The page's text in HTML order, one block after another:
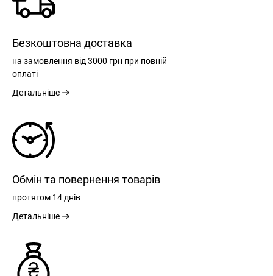
Безкоштовна доставка
на замовлення від 3000 грн при повній
оплаті
Детальніше
Обмін та повернення товарів
протягом 14 днів
Детальніше